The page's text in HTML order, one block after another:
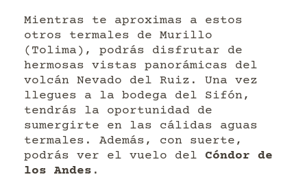
Mientras te aproximas a estos
otros termales de Murillo
(Tolima), podrás disfrutar de
hermosas vistas panorámicas del
volcán Nevado del Ruiz. Una vez
llegues a la bodega del Sifón,
tendrás la oportunidad de
sumergirte en las cálidas aguas
termales. Además, con suerte,
podrás ver el vuelo del Cóndor de
los Andes .